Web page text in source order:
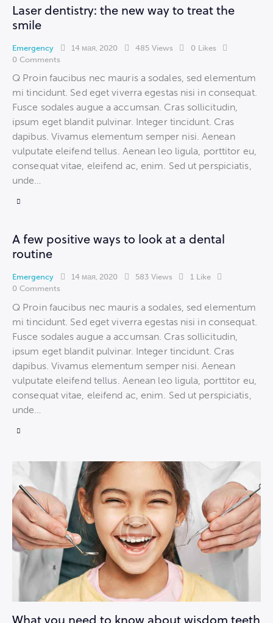
Laser dentistry: the new way to treat the
smile
Emergency 14 мая, 2020 485 Views 0 Likes
0 Comments
Q Proin faucibus nec mauris a sodales, sed elementum
mi tincidunt. Sed eget viverra egestas nisi in consequat.
Fusce sodales augue a accumsan. Cras sollicitudin,
ipsum eget blandit pulvinar. Integer tincidunt. Cras
dapibus. Vivamus elementum semper nisi. Aenean
vulputate eleifend tellus. Aenean leo ligula, porttitor eu,
consequat vitae, eleifend ac, enim. Sed ut perspiciatis,
unde…
A few positive ways to look at a dental
routine
Emergency 14 мая, 2020 583 Views 1 Like
0 Comments
Q Proin faucibus nec mauris a sodales, sed elementum
mi tincidunt. Sed eget viverra egestas nisi in consequat.
Fusce sodales augue a accumsan. Cras sollicitudin,
ipsum eget blandit pulvinar. Integer tincidunt. Cras
dapibus. Vivamus elementum semper nisi. Aenean
vulputate eleifend tellus. Aenean leo ligula, porttitor eu,
consequat vitae, eleifend ac, enim. Sed ut perspiciatis,
unde…
What you need to know about wisdom teeth